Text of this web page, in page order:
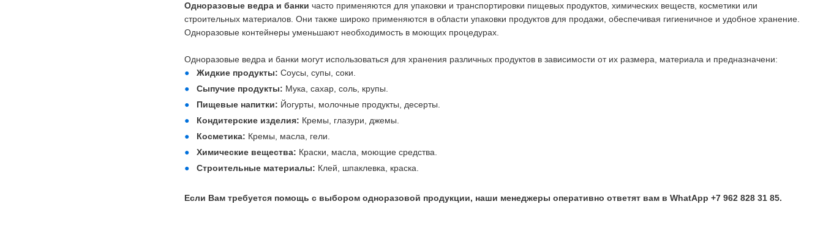
Одноразовые ведра и банки часто применяются для упаковки и транспортировки пищевых продуктов, химических веществ, косметики или
строительных материалов. Они также широко применяются в области упаковки продуктов для продажи, обеспечивая гигиеничное и удобное хранение.
Одноразовые контейнеры уменьшают необходимость в моющих процедурах.
Одноразовые ведра и банки могут использоваться для хранения различных продуктов в зависимости от их размера, материала и предназначени:
Жидкие продукты: Соусы, супы, соки.
Сыпучие продукты: Мука, сахар, соль, крупы.
Пищевые напитки: Йогурты, молочные продукты, десерты.
Кондитерские изделия: Кремы, глазури, джемы.
Косметика: Кремы, масла, гели.
Химические вещества: Краски, масла, моющие средства.
Строительные материалы: Клей, шпаклевка, краска.
Если Вам требуется помощь с выбором одноразовой продукции, наши менеджеры оперативно ответят вам в WhatApp +7 962 828 31 85.